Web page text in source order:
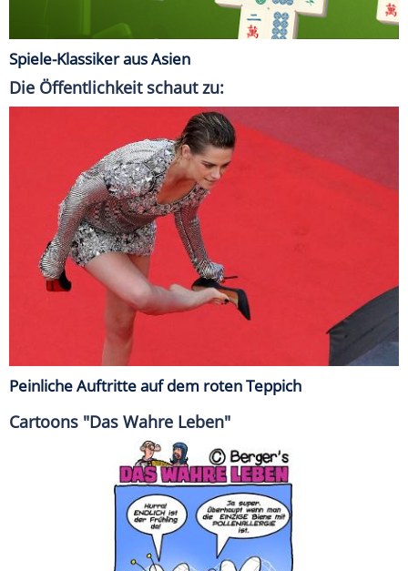
Spiele-Klassiker aus Asien
Die Öffentlichkeit schaut zu:
Peinliche Auftritte auf dem roten Teppich
Cartoons "Das Wahre Leben"